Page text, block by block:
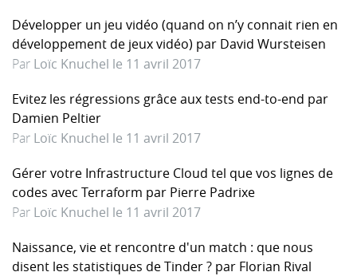
Développer un jeu vidéo (quand on n’y connait rien en
développement de jeux vidéo) par David Wursteisen
Par Loïc Knuchel le 11 avril 2017
Evitez les régressions grâce aux tests end-to-end par
Damien Peltier
Par Loïc Knuchel le 11 avril 2017
Gérer votre Infrastructure Cloud tel que vos lignes de
codes avec Terraform par Pierre Padrixe
Par Loïc Knuchel le 11 avril 2017
Naissance, vie et rencontre d'un match : que nous
disent les statistiques de Tinder ? par Florian Rival